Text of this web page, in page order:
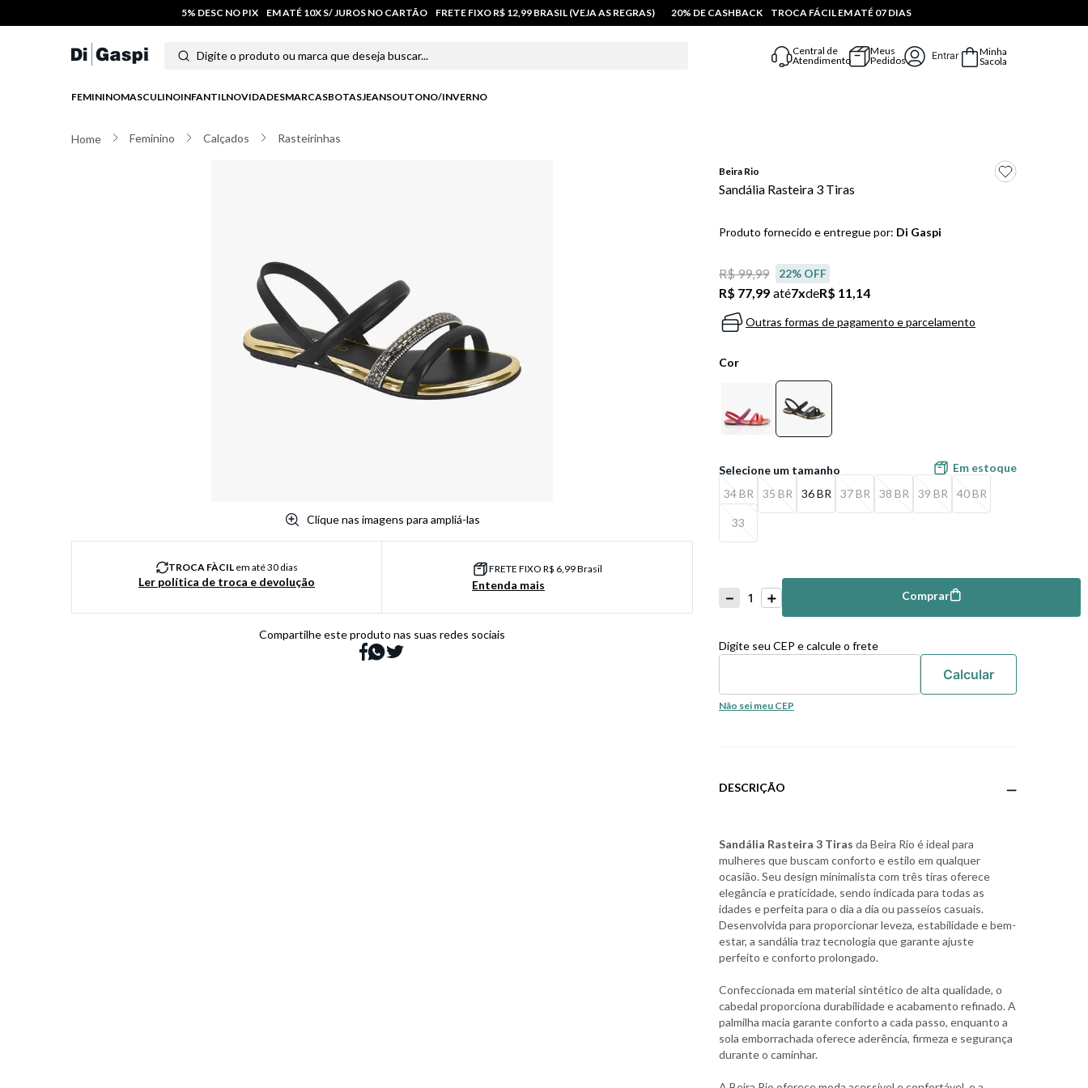
5% DESC NO PIX EM ATÉ 10X S/ JUROS NO CARTÃO FRETE FIXO R$ 12,99 BRASIL (VEJA AS REGRAS) 20% DE CASHBACK TROCA FÁCIL EM ATÉ 07 DIAS
Digite o produto ou marca que deseja buscar...
Central de
Atendimento
Meus
Pedidos
Entrar
Minha
Sacola
FEMININOMASCULINOINFANTILNOVIDADESMARCASBOTASJEANSOUTONO/INVERNO
Feminino Calçados Rasteirinhas
Clique nas imagens para ampliá-las
TROCA FÀCILem até 30 dias
Ler política de troca e devolução
FRETE FIXO R$ 6,99 Brasil
Entenda mais
Compartilhe este produto nas suas redes sociais
Beira Rio
Sandália Rasteira 3 Tiras
Produto fornecido e entregue por: Di Gaspi
R$ 99,99 22% OFF
R$ 77,99 até7xdeR$ 11,14
Outras formas de pagamento e parcelamento
Cor
34 BR 35 BR 36 BR 37 BR 38 BR 39 BR 40 BR
33
Em estoque
＋
－
Comprar Comprar
Digite seu CEP e calcule o frete
Não sei meu CEP
DESCRIÇÃO
Sandália Rasteira 3 Tiras da Beira Rio é ideal para
mulheres que buscam conforto e estilo em qualquer
ocasião. Seu design minimalista com três tiras oferece
elegância e praticidade, sendo indicada para todas as
idades e perfeita para o dia a dia ou passeios casuais.
Desenvolvida para proporcionar leveza, estabilidade e bem-
estar, a sandália traz tecnologia que garante ajuste
perfeito e conforto prolongado.
Confeccionada em material sintético de alta qualidade, o
cabedal proporciona durabilidade e acabamento refinado. A
palmilha macia garante conforto a cada passo, enquanto a
sola emborrachada oferece aderência, firmeza e segurança
durante o caminhar.